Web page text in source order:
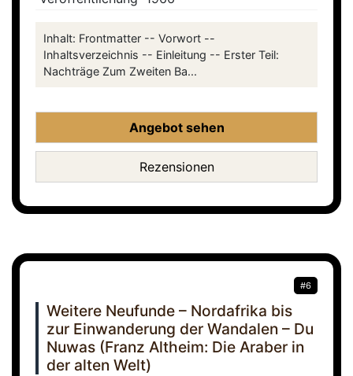
Inhalt: Frontmatter -- Vorwort --
Inhaltsverzeichnis -- Einleitung -- Erster Teil:
Nachträge Zum Zweiten Ba...
Angebot sehen
Rezensionen
#6
Weitere Neufunde – Nordafrika bis
zur Einwanderung der Wandalen – Du
Nuwas (Franz Altheim: Die Araber in
der alten Welt)